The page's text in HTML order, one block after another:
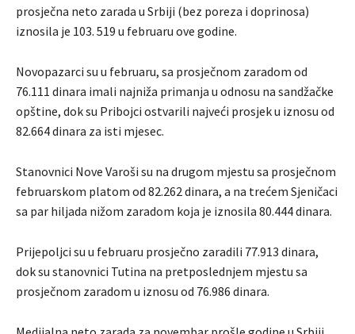
prosječna neto zarada u Srbiji (bez poreza i doprinosa)
iznosila je 103. 519 u februaru ove godine.
Novopazarci su u februaru, sa prosječnom zaradom od
76.111 dinara imali najniža primanja u odnosu na sandžačke
opštine, dok su Pribojci ostvarili najveći prosjek u iznosu od
82.664 dinara za isti mjesec.
Stanovnici Nove Varoši su na drugom mjestu sa prosječnom
februarskom platom od 82.262 dinara, a na trećem Sjeničaci
sa par hiljada nižom zaradom koja je iznosila 80.444 dinara.
Prijepoljci su u februaru prosječno zaradili 77.913 dinara,
dok su stanovnici Tutina na pretposlednjem mjestu sa
prosječnom zaradom u iznosu od 76.986 dinara.